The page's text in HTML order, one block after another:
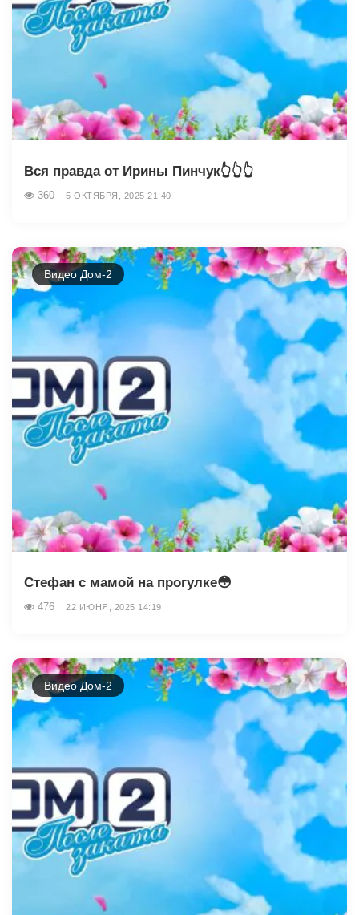
Вся правда от Ирины Пинчук👆👆👆
360 5 ОКТЯБРЯ, 2025 21:40
Видео Дом-2
Стефан с мамой на прогулке😳
476 22 ИЮНЯ, 2025 14:19
Видео Дом-2